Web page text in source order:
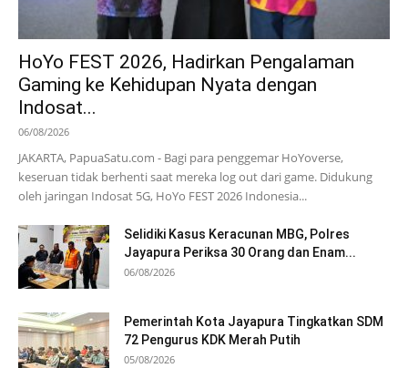
HoYo FEST 2026, Hadirkan Pengalaman
Gaming ke Kehidupan Nyata dengan
Indosat...
06/08/2026
JAKARTA, PapuaSatu.com - Bagi para penggemar HoYoverse,
keseruan tidak berhenti saat mereka log out dari game. Didukung
oleh jaringan Indosat 5G, HoYo FEST 2026 Indonesia...
Selidiki Kasus Keracunan MBG, Polres
Jayapura Periksa 30 Orang dan Enam...
06/08/2026
Pemerintah Kota Jayapura Tingkatkan SDM
72 Pengurus KDK Merah Putih
05/08/2026